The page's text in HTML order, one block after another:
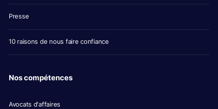
Presse
10 raisons de nous faire confiance
Nos compétences
Avocats d'affaires